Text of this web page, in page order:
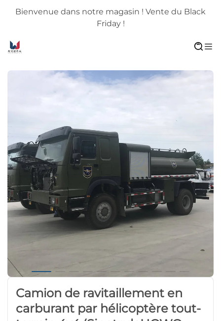
Bienvenue dans notre magasin ! Vente du Black
Friday !
Camion de ravitaillement en
carburant par hélicoptère tout-